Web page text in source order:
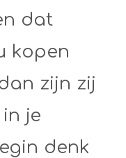
dat
kopen
zijn zij
je
denk